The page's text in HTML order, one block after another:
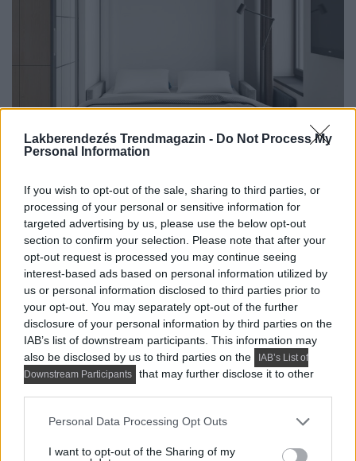
Lakberendezés Trendmagazin - Do Not Process My
Personal Information
If you wish to opt-out of the sale, sharing to third parties, or
processing of your personal or sensitive information for
targeted advertising by us, please use the below opt-out
section to confirm your selection. Please note that after your
opt-out request is processed you may continue seeing
interest-based ads based on personal information utilized by
us or personal information disclosed to third parties prior to
your opt-out. You may separately opt-out of the further
disclosure of your personal information by third parties on the
IAB’s list of downstream participants. This information may
also be disclosed by us to third parties on the
IAB’s List of
Downstream Participants
that may further disclose it to other
Please note that this website/app uses one or more Google
not limited to your visit or usage behaviour. You may click to
Personal Data Processing Opt Outs
I want to opt-out of the Sharing of my
Fürdőszoba
Burkolatváltás: a padlón az előszobai mintás
járólap folytatódik; a zuhanyfülke mögött
faerezetes kerámia falpanel, a többi falfelületen
nagyformátumú, szürke betonhatású lap.
Zuhanykabin: Széles, üvegfallal határolt terület
lineáris padlóösszefolyóval.
Mosdószekrény: fehér fronttal, pult fölött tükrös
ajtókkal. A WC fölötti rész nyitott polcos megoldás.